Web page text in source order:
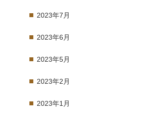
2023年7月
2023年6月
2023年5月
2023年2月
2023年1月